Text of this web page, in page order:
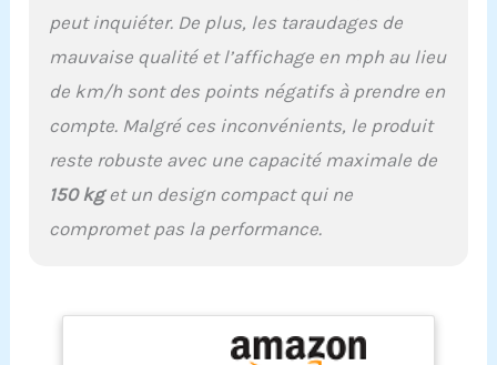
d'options
d'entraînement.
Connectez tapis de
course pliable au
téléviseur.
AMORTISSEMENT - 4
amortisseurs de chaque
côté garantissent que
vos articulations ne sont
absorbés par le système
d'amortisseur. 2,41 €
d'éco participation.
peut inquiéter. De plus, les taraudages de
mauvaise qualité et l’affichage en mph au lieu
de km/h sont des points négatifs à prendre en
compte. Malgré ces inconvénients, le produit
reste robuste avec une capacité maximale de
150 kget un design compact qui ne
compromet pas la performance.